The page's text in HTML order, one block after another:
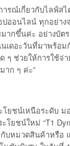
รณ์เกี่ยวกับไลฟ์สไ
ออนไลน์ ทุกอย่าง
ากขึ้นค่ะ อย่างบัต
เดอะวันที่มาพร้อม
ๆ ช่วยให้การใช้จ่
ก ๆ ค่ะ”
โยชน์เหนือระดับ
โยชน์ใหม่ “T1
บหมวดสินค้าหรือ